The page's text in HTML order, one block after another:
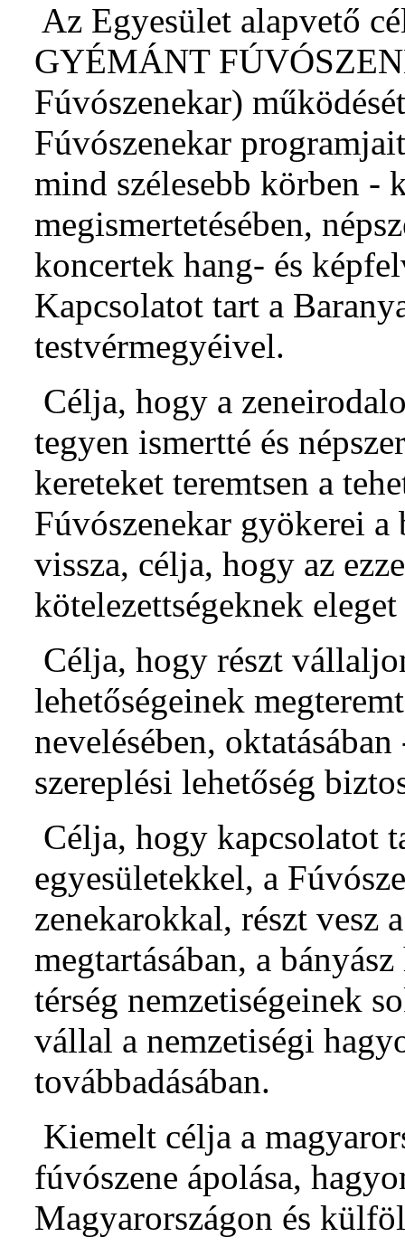
Az Egyesület alapvető
GYÉMÁNT
Fúvószenekar)
Fúvószenekar
mind szélesebb körben -
megismertetésében,
koncertek hang- és
Kapcsolatot tart a
testvérmegyéivel.
Célja, hogy a
tegyen ismertté és
kereteket teremtsen a
Fúvószenekar gyökerei
vissza, célja, hogy az
kötelezettségeknek
Célja, hogy részt
lehetőségeinek
nevelésében,
szereplési lehetőség
Célja, hogy kapcsolatot
egyesületekkel, a
zenekarokkal, részt vesz
megtartásában, a
térség nemzetiségeinek
vállal a nemzetiségi
továbbadásában.
Kiemelt célja a
fúvószene ápolása,
Magyarországon és